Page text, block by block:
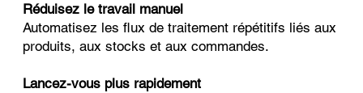
Réduisez le travail manuel
Automatisez les flux de traitement répétitifs liés aux
produits, aux stocks et aux commandes.
Lancez-vous plus rapidement